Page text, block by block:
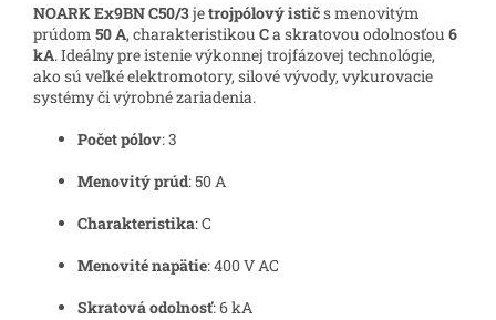
NOARK Ex9BN C50/3jetrojpólový ističs menovitým
prúdom 50 A, charakteristikou Ca skratovou odolnosťou 6
kA. Ideálny pre istenie výkonnej trojfázovej technológie,
ako sú veľké elektromotory, silové vývody, vykurovacie
systémy či výrobné zariadenia.
Počet pólov: 3
Menovitý prúd: 50 A
Charakteristika: C
Menovité napätie: 400 V AC
Skratová odolnosť: 6 kA